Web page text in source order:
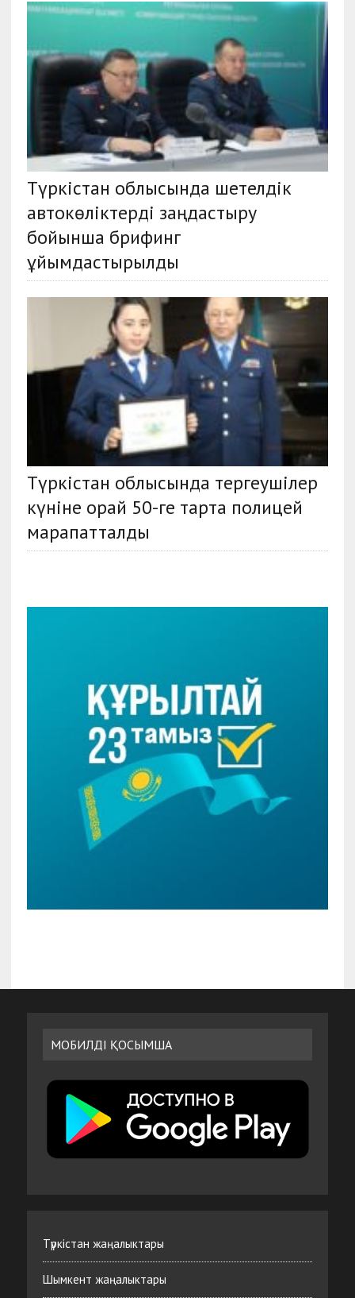
Түркістан облысында шетелдік
автокөліктерді заңдастыру
бойынша брифинг
ұйымдастырылды
Түркістан облысында тергеушілер
күніне орай 50-ге тарта полицей
марапатталды
МОБИЛДІ ҚОСЫМША
Түркістан жаңалыктары
Шымкент жаңалыктары